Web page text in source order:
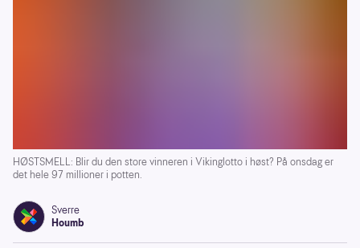
HØSTSMELL: Blir du den store vinneren i Vikinglotto i høst? På onsdag er
det hele 97 millioner i potten.
Sverre
Houmb